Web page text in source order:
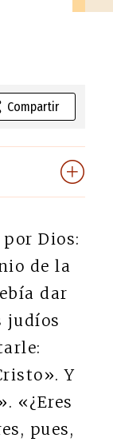
Compartir
Dios:
de la
dar
judíos
Y
«¿Eres
pues,